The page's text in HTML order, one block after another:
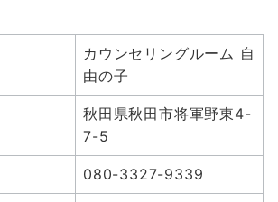
カウンセリングルーム 自
由の子
秋田県秋田市将軍野東4-
7-5
080-3327-9339